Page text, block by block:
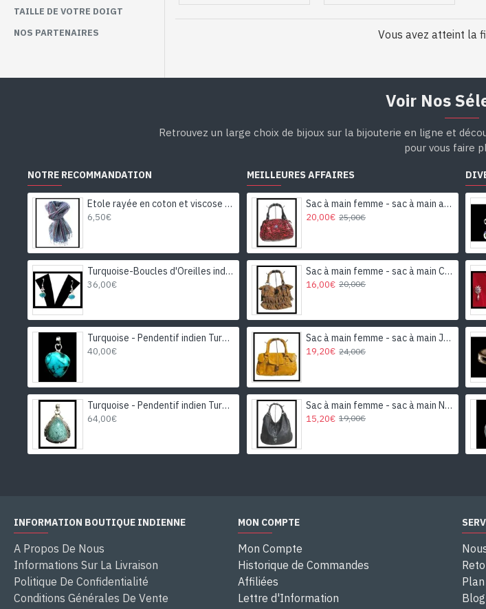
TAILLE DE VOTRE DOIGT
NOS PARTENAIRES
Vous avez atteint la
Voir Nos
Retrouvez un large choix de bijoux sur la bijouterie en ligne et
pour vous faire
NOTRE RECOMMANDATION
Etole rayée en coton et viscose - Etole indienne
6,50€
Turquoise-Boucles d'Oreilles indiennes Turquoise-Bijoux Inde
36,00€
Turquoise - Pendentif indien Turquoise - Bijoux Inde
40,00€
Turquoise - Pendentif indien Turquoise - Bijoux Inde
64,00€
MEILLEURES AFFAIRES
Sac à main femme - sac à main avec motifs
20,00€ 25,00€
Sac à main femme - sac à main Caramel
16,00€ 20,00€
Sac à main femme - sac à main Jaune-Moutarde
19,20€ 24,00€
Sac à main femme - sac à main Noir
15,20€ 19,00€
INFORMATION BOUTIQUE INDIENNE
A Propos De Nous
Informations Sur La Livraison
Politique De Confidentialité
Conditions Générales De Vente
MON COMPTE
Mon Compte
Historique de Commandes
Affiliées
Lettre d'Information